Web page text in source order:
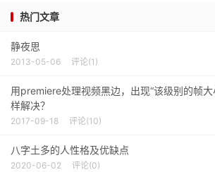
热门文章
静夜思
2013-05-06 评论(1)
用premiere处理视频黑边，出现“该级别的帧
样解决？
2017-09-18 评论(10)
八字土多的人性格及优缺点
2020-06-02 评论(0)